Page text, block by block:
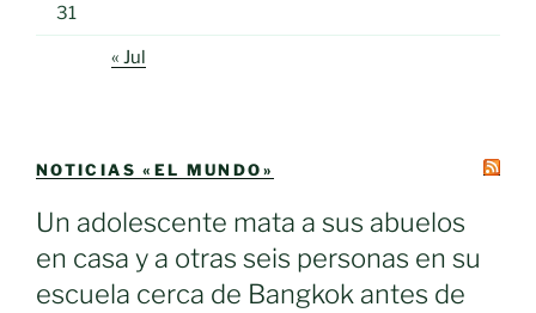
31
« Jul
NOTICIAS «EL MUNDO»
Un adolescente mata a sus abuelos
en casa y a otras seis personas en su
escuela cerca de Bangkok antes de